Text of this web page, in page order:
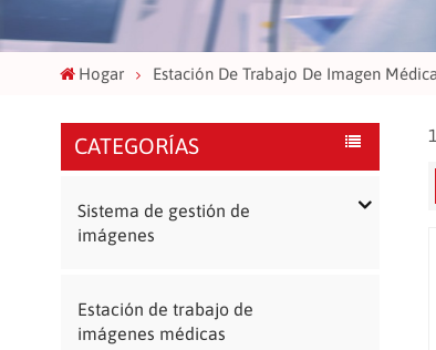
Hogar Estación De Trabajo De Imagen Médica
CATEGORÍAS
Sistema de gestión de
imágenes
Estación de trabajo de
imágenes médicas